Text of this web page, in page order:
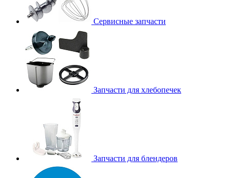
Сервисные запчасти
Запчасти для хлебопечек
Запчасти для блендеров